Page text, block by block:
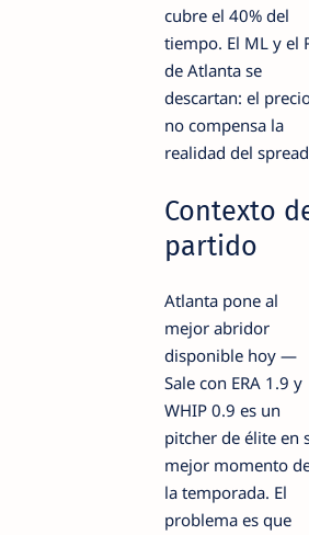
cubre el 40% del
tiempo. El ML y el
de Atlanta se
descartan: el
no compensa la
realidad del
Contexto
partido
Atlanta pone al
mejor abridor
disponible hoy —
Sale con ERA 1.9 y
WHIP 0.9 es un
pitcher de élite en
mejor momento
la temporada. El
problema es que